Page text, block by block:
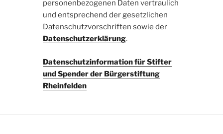
personenbezogenen Daten vertraulich
und entsprechend der gesetzlichen
Datenschutzvorschriften sowie der
Datenschutzerklärung.
Datenschutzinformation für Stifter
und Spender der Bürgerstiftung
Rheinfelden